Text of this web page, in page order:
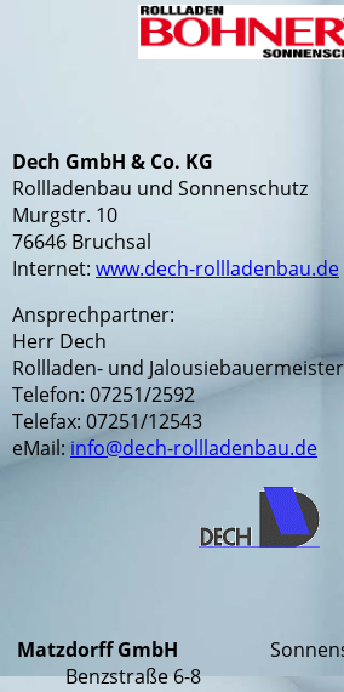
Dech GmbH & Co. KG
Rollladenbau und Sonnenschutz
Murgstr. 10
76646 Bruchsal
Internet: www.dech-rollladenbau.de
Ansprechpartner:
Herr Dech
Rollladen- und
Telefon: 07251/2592
Telefax: 07251/12543
eMail: info@dech-rollladenbau.de
Matzdorff GmbH
Benzstraße 6-8